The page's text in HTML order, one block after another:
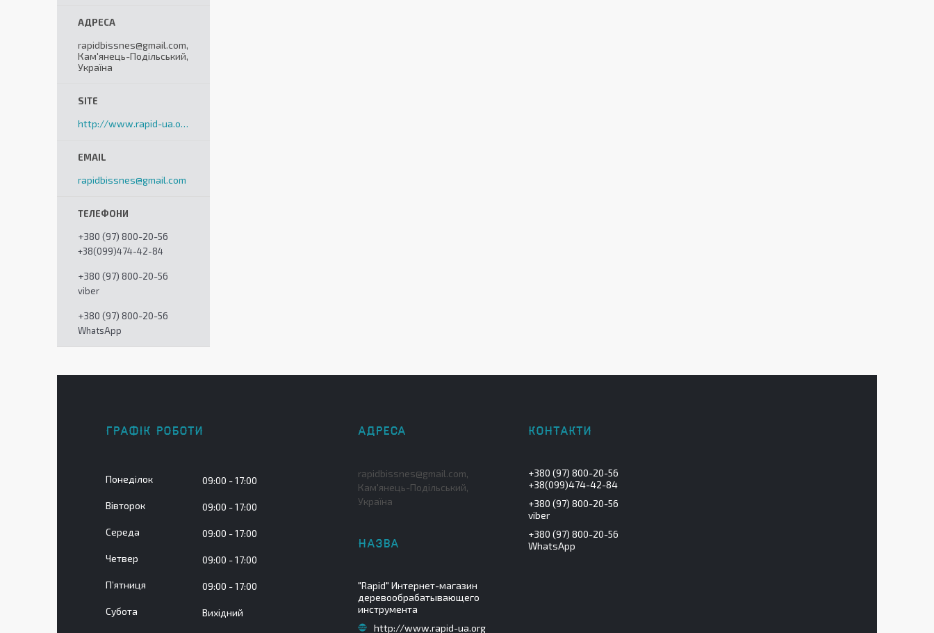
rapidbissnes@gmail.com,
Кам'янець-Подільський,
Україна
http://www.rapid-ua.org
rapidbissnes@gmail.com
+380 (97) 800-20-56
+38(099)474-42-84
+380 (97) 800-20-56
viber
+380 (97) 800-20-56
WhatsApp
ГРАФІК РОБОТИ
Понеділок 09:00 17:00
Вівторок 09:00 17:00
Середа 09:00 17:00
Четвер 09:00 17:00
Пʼятниця 09:00 17:00
Субота Вихідний
rapidbissnes@gmail.com,
Кам'янець-Подільський,
Україна
"Rapid" Интернет-магазин
деревообрабатывающего
инструмента
http://www.rapid-ua.org
+380 (97) 800-20-56
+38(099)474-42-84
+380 (97) 800-20-56
viber
+380 (97) 800-20-56
WhatsApp